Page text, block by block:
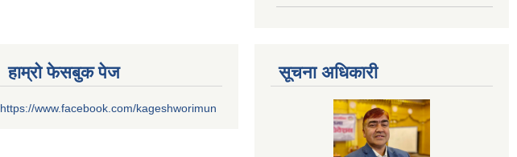
हाम्रो फेसबुक पेज
https://www.facebook.com/kageshworimun
सूचना अधिकारी